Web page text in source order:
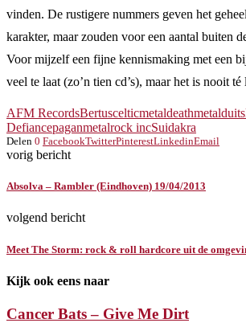
vinden. De rustigere nummers geven het
karakter, maar zouden voor een aantal buiten
Voor mijzelf een fijne kennismaking met een
veel te laat (zo’n tien cd’s), maar het is nooit té
AFM RecordsBertuscelticmetaldeathmetal
Defiancepaganmetalrock incSuidakra
Delen 0 FacebookTwitterPinterestLinkedinEmail
vorig bericht
Absolva – Rambler (Eindhoven) 19/04/2013
volgend bericht
Meet The Storm: rock & roll hardcore uit de
Kijk ook eens naar
Cancer Bats – Give Me Dirt